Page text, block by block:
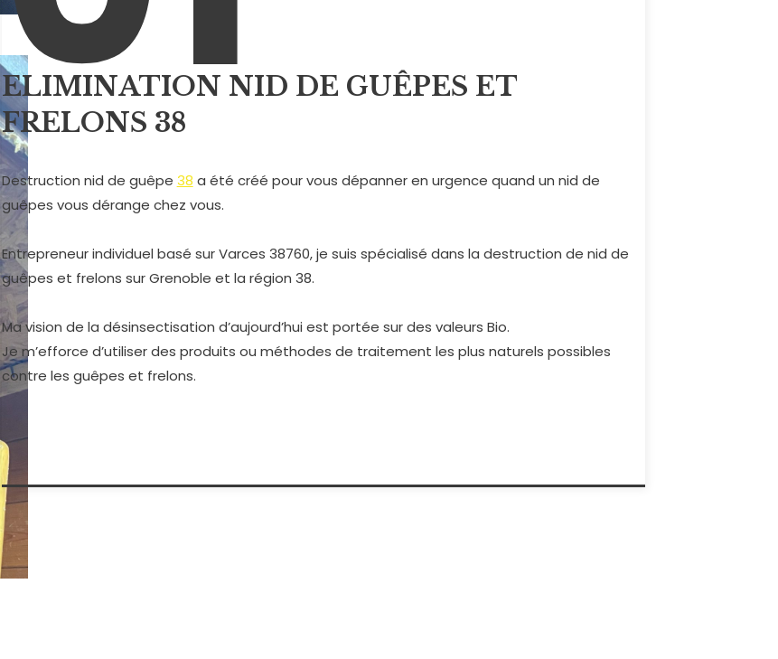
ELIMINATION NID DE GUÊPES ET
FRELONS 38
Destruction nid de guêpe 38 a été créé pour vous dépanner en urgence quand un nid de
guêpes vous dérange chez vous.
Entrepreneur individuel basé sur Varces 38760, je suis spécialisé dans la destruction de nid de
guêpes et frelons sur Grenoble et la région 38.
Ma vision de la désinsectisation d’aujourd’hui est portée sur des valeurs Bio.
Je m’efforce d’utiliser des produits ou méthodes de traitement les plus naturels possibles
contre les guêpes et frelons.